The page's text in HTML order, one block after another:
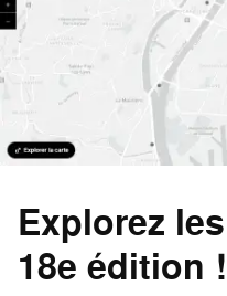
Explorez
18e édition !